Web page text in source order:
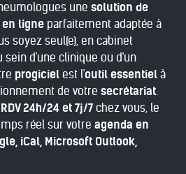
une solution de
en ligne parfaitement adaptée à
soyez seul(e), en cabinet
sein d'une clinique ou d'un
progiciel est l'outil essentiel à
de votre secrétariat.
RDV 24h/24 et 7j/7chez vous, le
réel sur votre agenda en
iCal, Microsoft Outlook,